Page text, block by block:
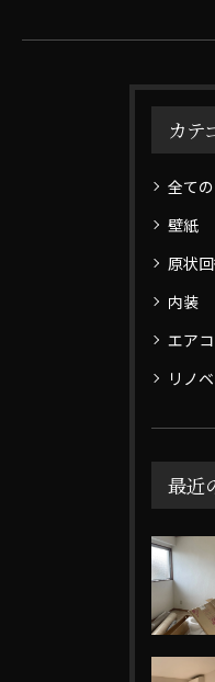
カテ
全て
壁紙
原状
内装
エア
リノ
最近